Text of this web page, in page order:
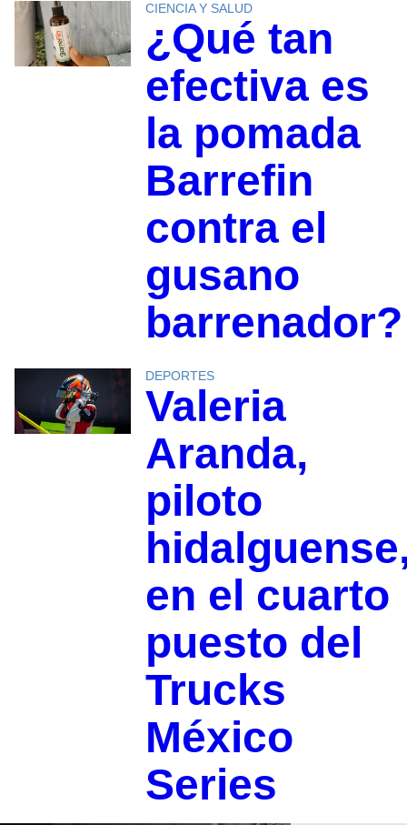
CIENCIA Y SALUD
¿Qué tan
efectiva es
la pomada
Barrefin
contra el
gusano
barrenador?
DEPORTES
Valeria
Aranda,
piloto
en el cuarto
puesto del
Trucks
México
Series